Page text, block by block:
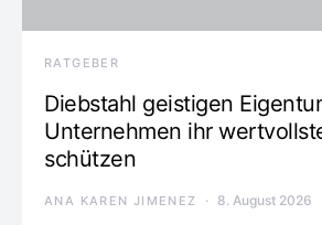
RATGEBER
Diebstahl geistigen
Unternehmen ihr
schützen
ANA KAREN JIMENEZ 8. August 2026